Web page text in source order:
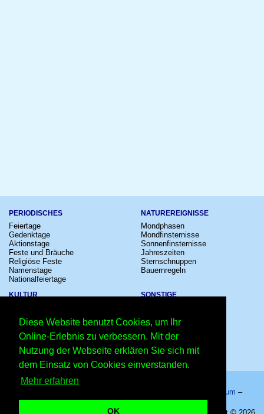
Diese Website benutzt Cookies, um Ihr
Online-Erlebnis zu verbessern. Mit der
Nutzung der Webseite erklären Sie sich mit
dem Einsatz von Cookies einverstanden.
Mehr erfahren
OK
PERIODISCHES
Feiertage
Gedenktage
Aktionstage
Feste und Bräuche
Religiöse Feste
Namenstage
Nationalfeiertage
NATUREREIGNISSE
Mondphasen
Mondfinsternisse
Sonnenfinsternisse
Jahreszeiten
Sternschnuppen
Bauernregeln
KULTUR
Kinostarts
Festivals
Großevents
Comedy
Shows
SONSTIGE
Sternzeichen
Schalttage
Wahltage
Erinnerungen
Volksfeste
Impressum –
Datenschutzhinweis–Kontakt